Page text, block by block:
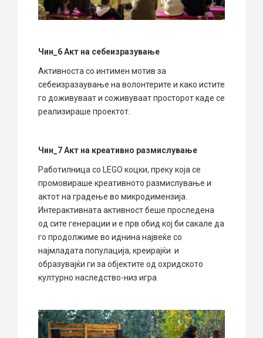
Чин_6 Акт на себеизразување
Активноста со интимен мотив за
себеизразаување на волонтерите и како истите
го доживуваат и соживуваат просторот каде се
реализираше проектот.
Чин_7 Акт на креативно размислување
Работилница со LEGO коцки, преку која се
промовираше креативното размислување и
актот на градење во микродимензија.
Интерактивната активност беше проследена
од сите генерации и е прв обид кој би сакале да
го продолжиме во иднина највеќе со
најмладата популација, креирајќи и
образувајќи ги за објектите од охридското
културно наследство-низ игра.